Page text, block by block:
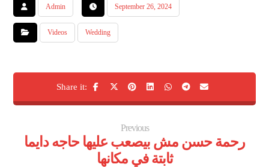
Admin September 26, 2024
Videos Wedding
Previous
رحمة حسن مش بيصعب عليها حاجه دايما
ثابتة في مكانها